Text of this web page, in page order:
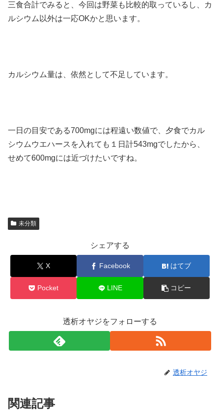
三食合計でみると、今回は野菜も比較的取っているし、カ
ルシウム以外は一応OKかと思います。
カルシウム量は、依然として不足しています。
一日の目安である700mgには程遠い数値で、夕食でカル
シウムウエハースを入れても１日計543mgでしたから、
せめて600mgには近づけたいですね。
未分類
シェアする
X Facebook はてブ
Pocket LINE コピー
透析オヤジをフォローする
透析オヤジ
関連記事